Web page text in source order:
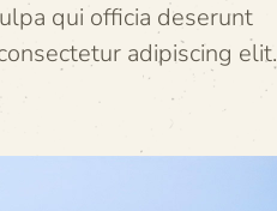
qui officia deserunt
adipiscing elit.